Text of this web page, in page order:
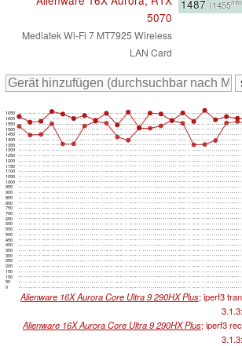
5070
Mediatek Wi-Fi 7 MT7925 Wireless
LAN Card
1487 (1455
0
50
100
150
200
250
300
350
400
450
500
550
600
650
700
750
800
850
900
950
1000
1050
1100
1150
1200
1250
1300
1350
1400
1450
1500
1550
1600
1650
Alienware 16X Aurora Core Ultra 9 290HX Plus; iperf3
3.1.3:
Alienware 16X Aurora Core Ultra 9 290HX Plus; iperf3
3.1.3: